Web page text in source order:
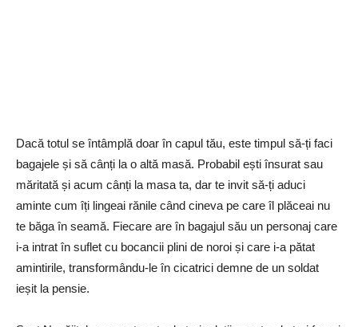
Dacă totul se întâmplă doar în capul tău, este timpul să-ți faci
bagajele și să cânți la o altă masă. Probabil ești însurat sau
măritată și acum cânți la masa ta, dar te invit să-ți aduci
aminte cum îți lingeai rănile când cineva pe care îl plăceai nu
te băga în seamă. Fiecare are în bagajul său un personaj care
i-a intrat în suflet cu bocancii plini de noroi și care i-a pătat
amintirile, transformându-le în cicatrici demne de un soldat
ieșit la pensie.